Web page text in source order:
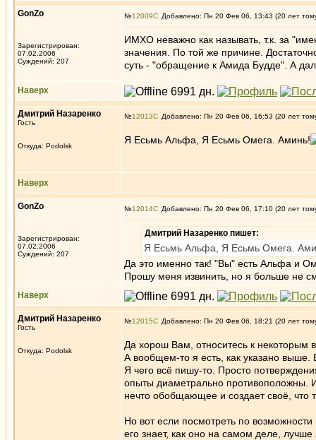
GonZo
Зарегистрирован:
07.02.2006
Суждений: 207
№12009 Добавлено: Пн 20 Фев 06, 13:43 (20 лет
ИМХО неважно как называть, т.к. за
значения. По той же причине.
суть - "обращение к Амида Будде". А
Наверх
Дмитрий Назаренко
Гость
Откуда: Podolsk
№12013 Добавлено: Пн 20 Фев 06, 16:53 (20 лет
Я Есьмь Альфа, Я Есьмь Омега. Аминь!
Наверх
GonZo
Зарегистрирован:
07.02.2006
Суждений: 207
№12014 Добавлено: Пн 20 Фев 06, 17:10 (20 лет
Дмитрий Назаренко пишет:
Я Есьмь Альфа, Я Есьмь Омега.
Да это именно так! "Вы" есть Альфа и
Прошу меня извинить, но я больше не
Наверх
Дмитрий Назаренко
Гость
Откуда: Podolsk
№12015 Добавлено: Пн 20 Фев 06, 18:21 (20 лет
Да хорош Вам, относитесь к некоторым
А вообщем-то я есть, как указано
Я чего всё пишу-то. Просто
опыты диаметрально противоположны.
нечто обобщающее и создает своё, что
Но вот если посмотреть по
его знает, как оно на самом деле,